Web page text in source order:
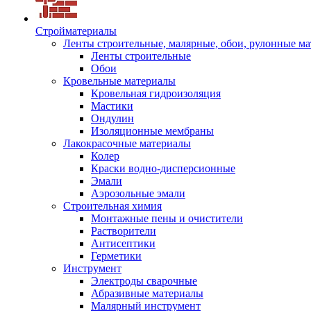
Стройматериалы
Ленты строительные, малярные, обои, рулонные
Ленты строительные
Обои
Кровельные материалы
Кровельная гидроизоляция
Мастики
Ондулин
Изоляционные мембраны
Лакокрасочные материалы
Колер
Краски водно-дисперсионные
Эмали
Аэрозольные эмали
Строительная химия
Монтажные пены и очистители
Растворители
Антисептики
Герметики
Инструмент
Электроды сварочные
Абразивные материалы
Малярный инструмент